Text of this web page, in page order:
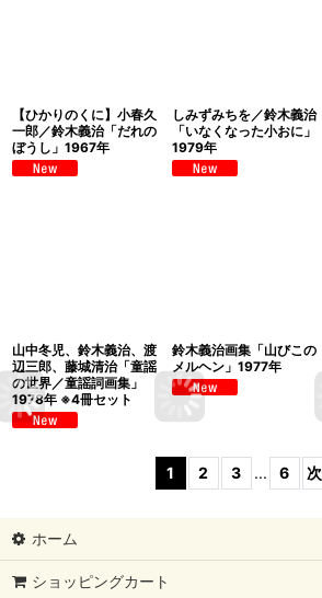
【ひかりのくに】小春久
一郎／鈴木義治「だれの
ぼうし」1967年
しみずみちを／鈴木義治
「いなくなった小おに」
1979年
山中冬児、鈴木義治、渡
辺三郎、藤城清治「童謡
の世界／童謡詞画集」
1978年 ※4冊セット
鈴木義治画集「山びこの
メルヘン」1977年
1 2 3 ... 6 次
ホーム
ショッピングカート